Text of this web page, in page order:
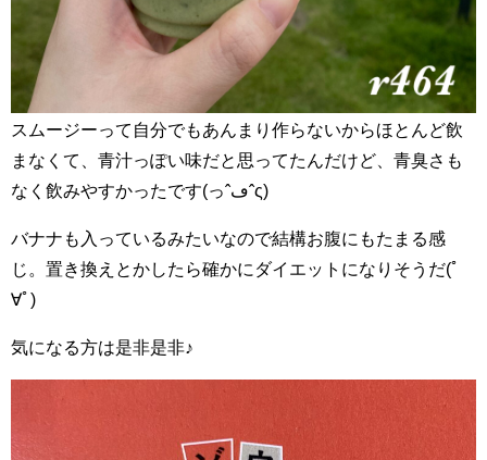
スムージーって自分でもあんまり作らないからほとんど飲
まなくて、青汁っぽい味だと思ってたんだけど、青臭さも
なく飲みやすかったです(っˆڡˆς)
バナナも入っているみたいなので結構お腹にもたまる感
じ。置き換えとかしたら確かにダイエットになりそうだ(ﾟ
∀ﾟ)
気になる方は是非是非♪